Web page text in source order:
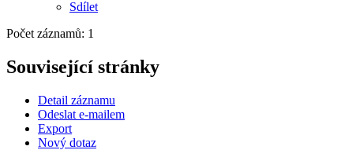
Sdílet
Počet záznamů: 1
Související stránky
Detail záznamu
Odeslat e-mailem
Export
Nový dotaz